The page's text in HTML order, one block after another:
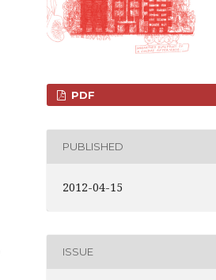
PDF
PUBLISHED
2012-04-15
ISSUE